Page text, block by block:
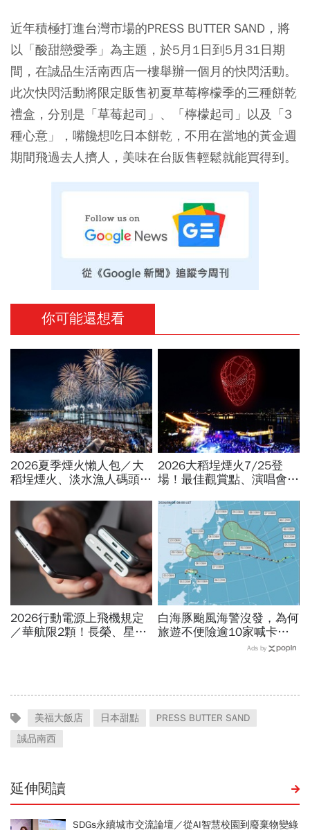
近年積極打進台灣市場的PRESS BUTTER SAND，將
以「酸甜戀愛季」為主題，於5月1日到5月31日期
間，在誠品生活南西店一樓舉辦一個月的快閃活動。
此次快閃活動將限定販售初夏草莓檸檬季的三種餅乾
禮盒，分別是「草莓起司」、「檸檬起司」以及「3
種心意」，嘴饞想吃日本餅乾，不用在當地的黃金週
期間飛過去人擠人，美味在台販售輕鬆就能買得到。
你可能還想看
2026夏季煙火懶人包／大
稻埕煙火、淡水漁人碼頭、
放時間、表演卡司、最佳觀
賞點必看
2026大稻埕煙火7/25登
場！最佳觀賞點、演唱會卡
時間、蜘蛛人無人機燈光秀
2026行動電源上飛機規定
／華航限2顆！長榮、星
白海豚颱風海警沒發，為何
旅遊不便險逾10家喊卡不
給投保？國泰、富邦、新安
Ads by
美福大飯店 日本甜點
PRESS BUTTER SAND
誠品南西
延伸閱讀
SDGs永續城市交流論壇／從AI智慧校園到廢棄物變綠